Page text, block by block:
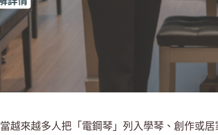
當越來越多人把「電鋼琴」列入學琴、創作或